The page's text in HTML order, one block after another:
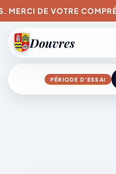
MERCI DE VOTRE
Douvres
Agenda
PÉRIODE D’ESSAI